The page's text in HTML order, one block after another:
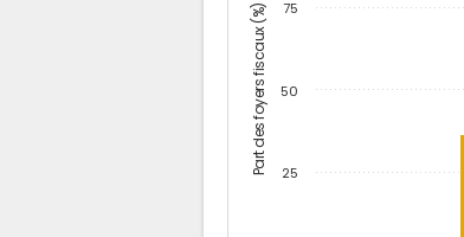
Part des foyers fiscaux (%) 25
50
75